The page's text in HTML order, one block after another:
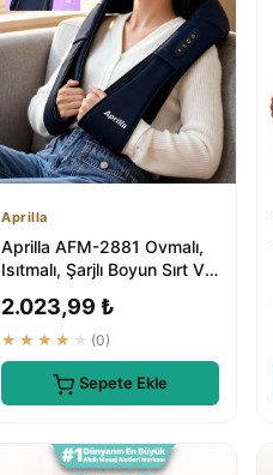
Aprilla
Aprilla AFM-2881 Ovmalı,
Isıtmalı, Şarjlı Boyun Sırt Ve
Bacak Masaj Aleti
2.023,99 ₺
★★★★★ (0)
Sepete Ekle